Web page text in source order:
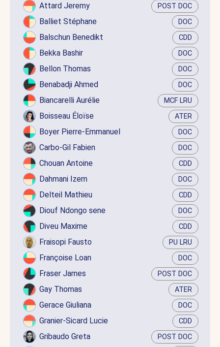
Attard Jeremy POST DOC
Balliet Stéphane DOC
Balschun Benedikt CDD
Bekka Bashir DOC
Bellon Thomas DOC
Benabadji Ahmed DOC
Biancarelli Aurélie MCF LRU
Boisseau Éloïse ATER
Boyer Pierre-Emmanuel DOC
Carbo-Gil Fabien DOC
Chouan Antoine CDD
Dahmani Izem DOC
Delteil Mathieu CDD
Diouf Ndongo sene DOC
Diveu Maxime CDD
Fraisopi Fausto PU LRU
Françoise Loan DOC
Fraser James POST DOC
Gay Thomas ATER
Gerace Giuliana DOC
Granier-Sicard Lucie CDD
Gribaudo Greta POST DOC